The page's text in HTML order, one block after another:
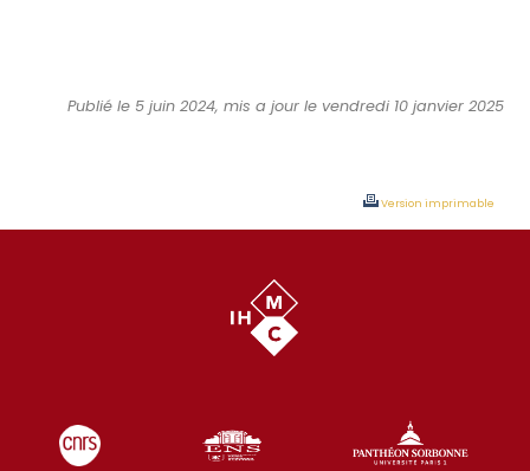
Publié le 5 juin 2024, mis a jour le vendredi 10 janvier 2025
Version imprimable